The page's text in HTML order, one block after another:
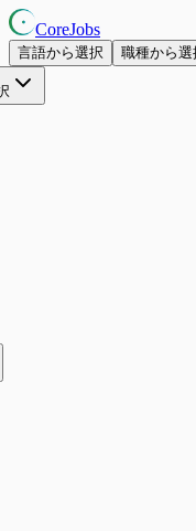
CoreJobs
言語から選択 職種から選